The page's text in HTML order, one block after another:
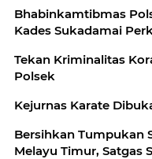
Bhabinkamtibmas
Kades Sukadamai
Tekan Kriminalitas
Polsek
Kejurnas Karate
Bersihkan Tumpukan
Melayu Timur, Satgas